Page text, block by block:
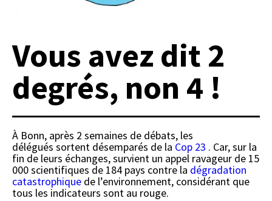
Vous avez dit 2
degrés, non 4 !
À Bonn, après 2 semaines de débats, les
délégués sortent désemparés de la Cop 23 . Car, sur la
fin de leurs échanges, survient un appel ravageur de 15
000 scientifiques de 184 pays contre la dégradation
catastrophique de l’environnement, considérant que
tous les indicateurs sont au rouge.